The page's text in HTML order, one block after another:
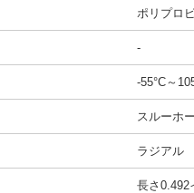
ポリプロ
-
-55°C～
スルーホ
ラジアル
長さ0.492